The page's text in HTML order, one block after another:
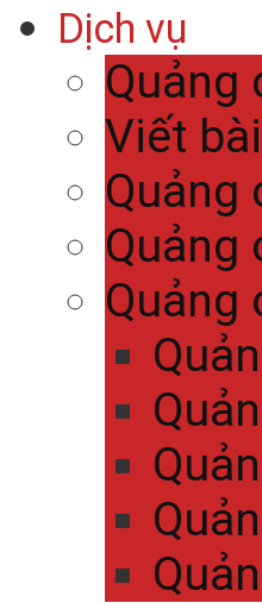
Dịch vụ
Quảng
Viết
Quảng
Quảng
Quảng